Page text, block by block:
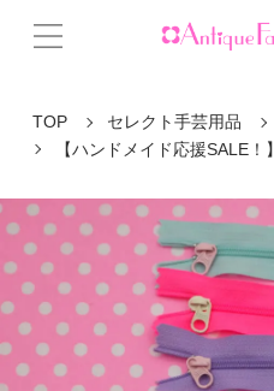
TOP セレクト手芸用品
【ハンドメイド応援SALE！】